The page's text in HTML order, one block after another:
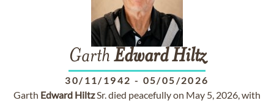
Garth EdwardHiltz
30/11/1942 - 05/05/2026
Garth Edward HiltzSr. died peacefully on May 5, 2026, with